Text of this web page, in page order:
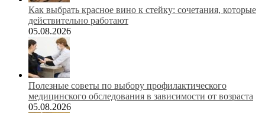
Как выбрать красное вино к стейку: сочетания, которые
действительно работают
05.08.2026
Полезные советы по выбору профилактического
медицинского обследования в зависимости от возраста
05.08.2026